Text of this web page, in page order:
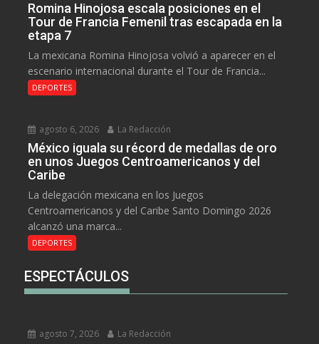
Romina Hinojosa escala posiciones en el
Tour de Francia Femenil tras escapada en la
etapa 7
La mexicana Romina Hinojosa volvió a aparecer en el
escenario internacional durante el Tour de Francia...
DEPORTES
agosto 6, 2026 La Redacción
México iguala su récord de medallas de oro
en unos Juegos Centroamericanos y del
Caribe
La delegación mexicana en los Juegos
Centroamericanos y del Caribe Santo Domingo 2026
alcanzó una marca...
DEPORTES
ESPECTÁCULOS
agosto 7, 2026 La Redacción